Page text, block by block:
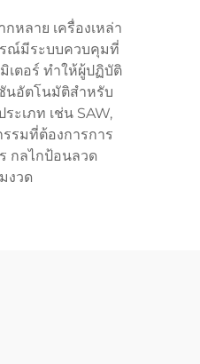
หลาย เครื่องเหล่า
รณ์มีระบบควบคุมที่
เตอร์ ทำให้ผู้ปฏิบัติ
นอัตโนมัติสำหรับ
ะเภท เช่น SAW,
รมที่ต้องการการ
กลไกป้อนลวด
งวด